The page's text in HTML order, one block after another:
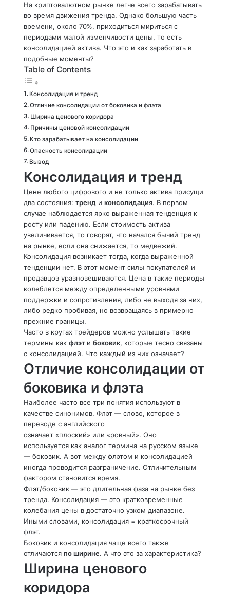
На криптовалютном рынке легче всего зарабатывать
во время движения тренда. Однако большую часть
времени, около 70%, приходиться мириться с
периодами малой изменчивости цены, то есть
консолидацией актива. Что это и как заработать в
подобные моменты?
Table of Contents
Консолидация и тренд
Отличие консолидации от боковика и флэта
Ширина ценового коридора
Причины ценовой консолидации
Кто зарабатывает на консолидации
Опасность консолидации
Вывод
Консолидация и тренд
Цене любого цифрового и не только актива присущи
два состояния: тренд и консолидация. В первом
случае наблюдается ярко выраженная тенденция к
росту или падению. Если стоимость актива
увеличивается, то говорят, что начался бычий тренд
на рынке, если она снижается, то медвежий.
Консолидация возникает тогда, когда выраженной
тенденции нет. В этот момент силы покупателей и
продавцов уравновешиваются. Цена в такие периоды
колеблется между определенными уровнями
поддержки и сопротивления, либо не выходя за них,
либо редко пробивая, но возвращаясь в примерно
прежние границы.
Часто в кругах трейдеров можно услышать такие
термины как флэт и боковик, которые тесно связаны
с консолидацией. Что каждый из них означает?
Отличие консолидации от
боковика и флэта
Наиболее часто все три понятия используют в
качестве синонимов. Флэт — слово, которое в
переводе с английского
означает «плоский» или «ровный». Оно
используется как аналог термина на русском языке
— боковик. А вот между флэтом и консолидацией
иногда проводится разграничение. Отличительным
фактором становится время.
Флэт/боковик — это длительная фаза на рынке без
тренда. Консолидация — это кратковременные
колебания цены в достаточно узком диапазоне.
Иными словами, консолидация = краткосрочный
флэт.
Боковик и консолидация чаще всего также
отличаются по ширине. А что это за характеристика?
Ширина ценового
коридора